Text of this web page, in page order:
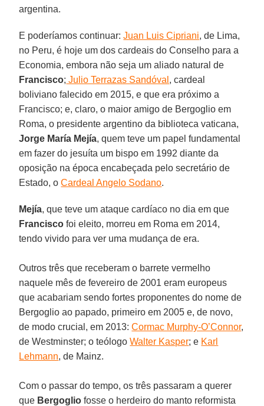
argentina.
E poderíamos continuar:Juan Luis Cipriani, de Lima,
no Peru, é hoje um dos cardeais do Conselho para a
Economia, embora não seja um aliado natural de
Francisco; Julio Terrazas Sandóval , cardeal
boliviano falecido em 2015, e que era próximo a
Francisco; e, claro, o maior amigo de Bergoglio em
Roma, o presidente argentino da biblioteca vaticana,
Jorge María Mejía, quem teve um papel fundamental
em fazer do jesuíta um bispo em 1992 diante da
oposição na época encabeçada pelo secretário de
Estado, oCardeal Angelo Sodano.
Mejía, que teve um ataque cardíaco no dia em que
Francisco foi eleito, morreu em Roma em 2014,
tendo vivido para ver uma mudança de era.
Outros três que receberam o barrete vermelho
naquele mês de fevereiro de 2001 eram europeus
que acabariam sendo fortes proponentes do nome de
Bergoglio ao papado, primeiro em 2005 e, de novo,
de modo crucial, em 2013:Cormac Murphy-O’Connor,
de Westminster; o teólogoWalter Kasper; e Karl
Lehmann, de Mainz.
Com o passar do tempo, os três passaram a querer
que Bergoglio fosse o herdeiro do manto reformista